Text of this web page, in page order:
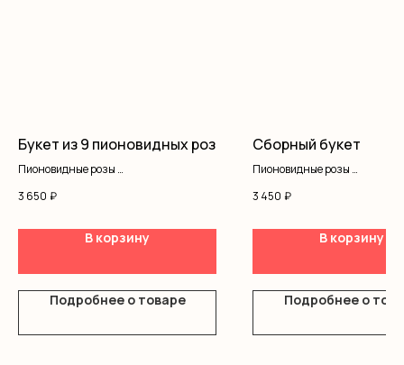
Букет из 9 пионовидных роз
Пионовидные розы
3 650 ₽
В корзину
Подробнее о товаре
Сборный букет
Пионовидные розы
Танацетум
Диантус
3 450 ₽
В корзину
Подробнее о